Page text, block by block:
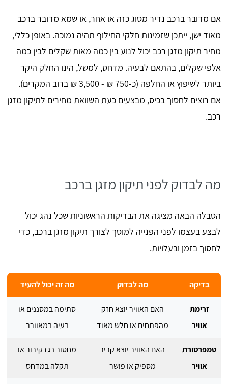
אם מדובר ברכב נדיר מסוג כזה או אחר, או שמא מדובר ברכב
מאוד ישן, ייתכן שזמינות חלקי החילוף תהיה נמוכה. באופן כללי,
מחיר תיקון מזגן רכב יכול לנוע בין כמה מאות שקלים לבין כמה
אלפי שקלים, בהתאם לבעיה. מדחס, למשל, הינו החלק היקר
ביותר לשיפוץ או החלפה (כ-750 ₪ - 3,500 ₪ ברוב המקרים).
אם רוצים לחסוך בכיס, מבצעים כעת השוואת מחירים לתיקון מזגן
רכב.
מה לבדוק לפני תיקון מזגן ברכב
הטבלה הבאה מציגה את הבדיקות הראשוניות שכל נהג יכול
לבצע בעצמו לפני הפנייה למוסך לצורך תיקון מזגן ברכב, כדי
לחסוך בזמן ובעלויות.
בדיקה מה לבדוק מה זה יכול להעיד
זרימת
אוויר
האם האוויר יוצא חזק
מהפתחים או חלש מאוד
סתימה במסננים או
בעיה במאוורר
טמפרטורת
אוויר
האם האוויר יוצא קריר
מספיק או פושר
מחסור בגז קירור או
תקלה במדחס